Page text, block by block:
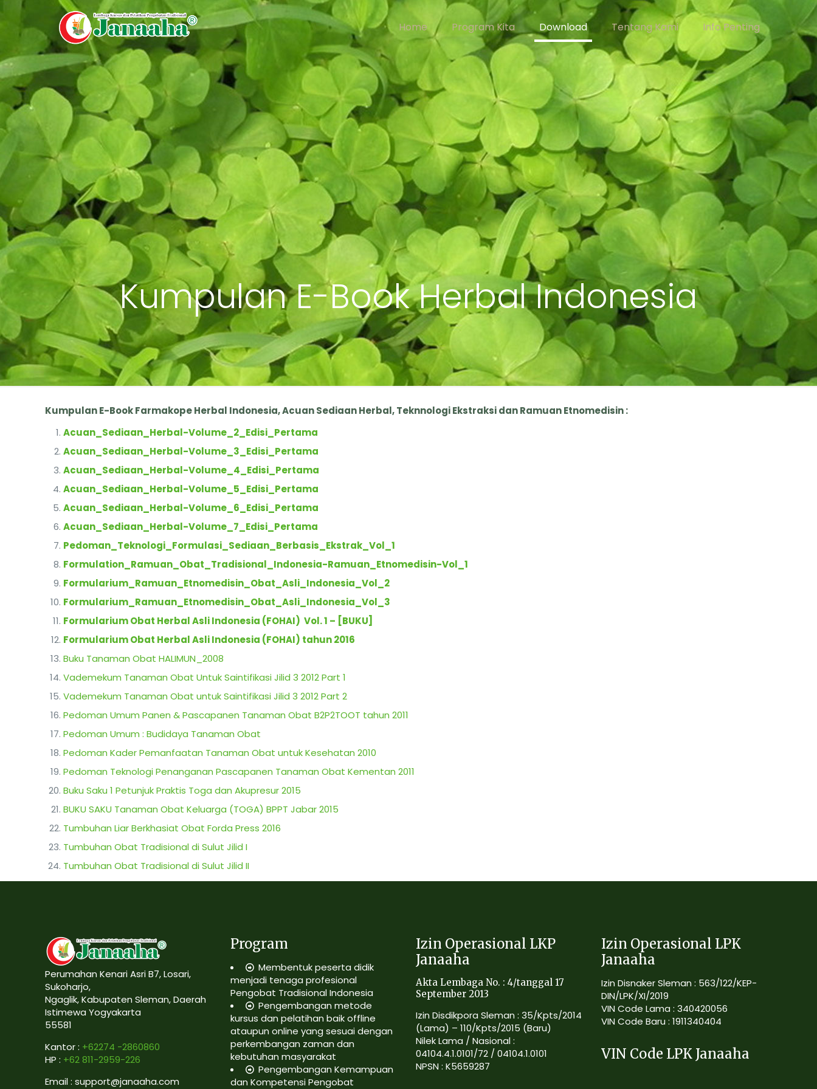
Home Program Kita Download Tentang Kami Info Penting
Kumpulan E-Book Herbal Indonesia
Kumpulan E-Book Farmakope Herbal Indonesia, Acuan Sediaan Herbal, Teknnologi Ekstraksi dan Ramuan Etnomedisin :
Acuan_Sediaan_Herbal-Volume_2_Edisi_Pertama
Acuan_Sediaan_Herbal-Volume_3_Edisi_Pertama
Acuan_Sediaan_Herbal-Volume_4_Edisi_Pertama
Acuan_Sediaan_Herbal-Volume_5_Edisi_Pertama
Acuan_Sediaan_Herbal-Volume_6_Edisi_Pertama
Acuan_Sediaan_Herbal-Volume_7_Edisi_Pertama
Pedoman_Teknologi_Formulasi_Sediaan_Berbasis_Ekstrak_Vol_1
Formulation_Ramuan_Obat_Tradisional_Indonesia-Ramuan_Etnomedisin-Vol_1
Formularium_Ramuan_Etnomedisin_Obat_Asli_Indonesia_Vol_2
Formularium_Ramuan_Etnomedisin_Obat_Asli_Indonesia_Vol_3
Formularium Obat Herbal Asli Indonesia (FOHAI) Vol. 1 – [BUKU]
Formularium Obat Herbal Asli Indonesia (FOHAI) tahun 2016
Buku Tanaman Obat HALIMUN_2008
Vademekum Tanaman Obat Untuk Saintifikasi Jilid 3 2012 Part 1
Vademekum Tanaman Obat untuk Saintifikasi Jilid 3 2012 Part 2
Pedoman Umum Panen & Pascapanen Tanaman Obat B2P2TOOT tahun 2011
Pedoman Umum : Budidaya Tanaman Obat
Pedoman Kader Pemanfaatan Tanaman Obat untuk Kesehatan 2010
Pedoman Teknologi Penanganan Pascapanen Tanaman Obat Kementan 2011
Buku Saku 1 Petunjuk Praktis Toga dan Akupresur 2015
BUKU SAKU Tanaman Obat Keluarga (TOGA) BPPT Jabar 2015
Tumbuhan Liar Berkhasiat Obat Forda Press 2016
Tumbuhan Obat Tradisional di Sulut Jilid I
Tumbuhan Obat Tradisional di Sulut Jilid II
Perumahan Kenari Asri B7, Losari,
Sukoharjo,
Ngaglik, Kabupaten Sleman, Daerah
Istimewa Yogyakarta
55581
Kantor : +62274 -2860860
HP : +62 811-2959-226
Email : support@janaaha.com
Program
Membentuk peserta didik
menjadi tenaga profesional
Pengobat Tradisional Indonesia
Pengembangan metode
kursus dan pelatihan baik offline
ataupun online yang sesuai dengan
perkembangan zaman dan
kebutuhan masyarakat
Pengembangan Kemampuan
dan Kompetensi Pengobat
Izin Operasional LKP
Janaaha
Akta Lembaga No. : 4/tanggal 17
September 2013
Izin Disdikpora Sleman : 35/Kpts/2014
(Lama) – 110/Kpts/2015 (Baru)
Nilek Lama / Nasional :
04104.4.1.0101/72 / 04104.1.0101
NPSN : K5659287
Izin Operasional LPK
Janaaha
Izin Disnaker Sleman : 563/122/KEP-
DIN/LPK/XI/2019
VIN Code Lama : 340420056
VIN Code Baru : 1911340404
VIN Code LPK Janaaha